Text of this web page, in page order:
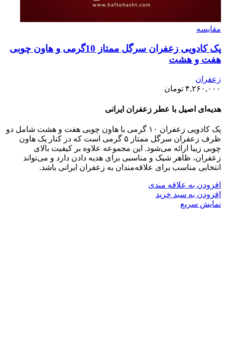
مقايسه
پک کادویی زعفران سرگل ممتاز 10گرمی و هاون چوبی
هفت و هشت
زعفران
۴,۲۶۰,۰۰۰ تومان
هدیه‌ای اصیل با عطر زعفران ایرانی
پک کادویی زعفران ۱۰ گرمی با هاون چوبی هفت و هشت شامل دو
ظرف زعفران سرگل ممتاز ۵ گرمی است که در کنار یک هاون
چوبی زیبا ارائه می‌شود. این مجموعه علاوه بر کیفیت بالای
زعفران، ظاهر شیک و مناسبی برای هدیه دادن دارد و می‌تواند
انتخابی مناسب برای علاقه‌مندان به زعفران ایرانی باشد.
افزودن به علاقه مندی
افزودن به سبد خرید
نمایش سریع